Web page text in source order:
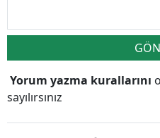
Yorum yazma kurallarını
sayılırsınız